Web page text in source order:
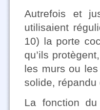
Autrefois et
utilisaient
10) la porte
qu’ils
les murs ou
solide, répandu
La fonction du